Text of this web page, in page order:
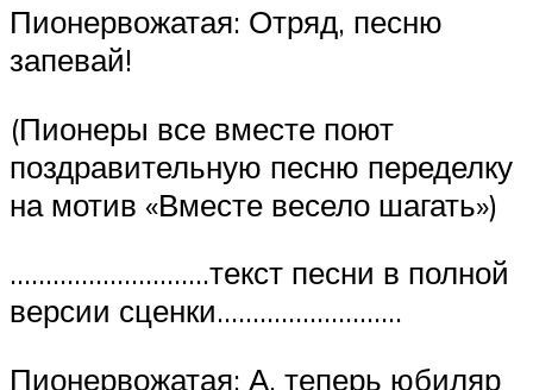
Пионервожатая: Отряд, песню
запевай!
(Пионеры все вместе поют
поздравительную песню переделку
на мотив «Вместе весело шагать»)
……………………….текст песни в полной
версии сценки……………………..
Пионервожатая: А, теперь юбиляр